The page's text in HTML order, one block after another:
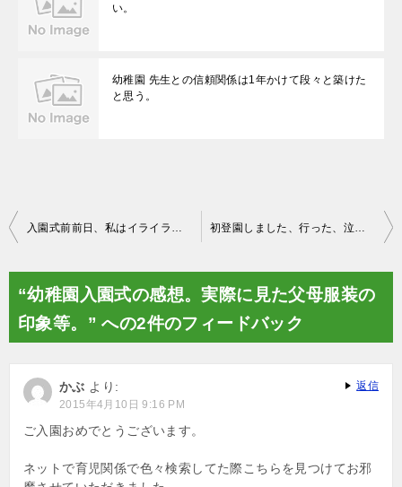
い。
幼稚園 先生との信頼関係は1年かけて段々と築けた
と思う。
投
ビ
ゲ
シ
入園式前前日、私はイライラして、そして号泣した。 初登園しました、行った、泣かずに、、私が落ち着かない。
“幼稚園入園式の感想。実際に見た父母服装の
印象等。” への2件のフィードバック
かぶ より:
2015年4月10日 9:16 PM
ご入園おめでとうございます。
ネットで育児関係で色々検索してた際こちらを見つけてお邪
返信